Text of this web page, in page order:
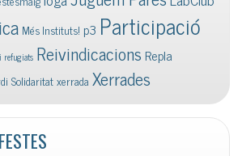
Més Instituts! p3 Participació
refugiats Reivindicacions Repla
Solidaritatxerrada Xerrades